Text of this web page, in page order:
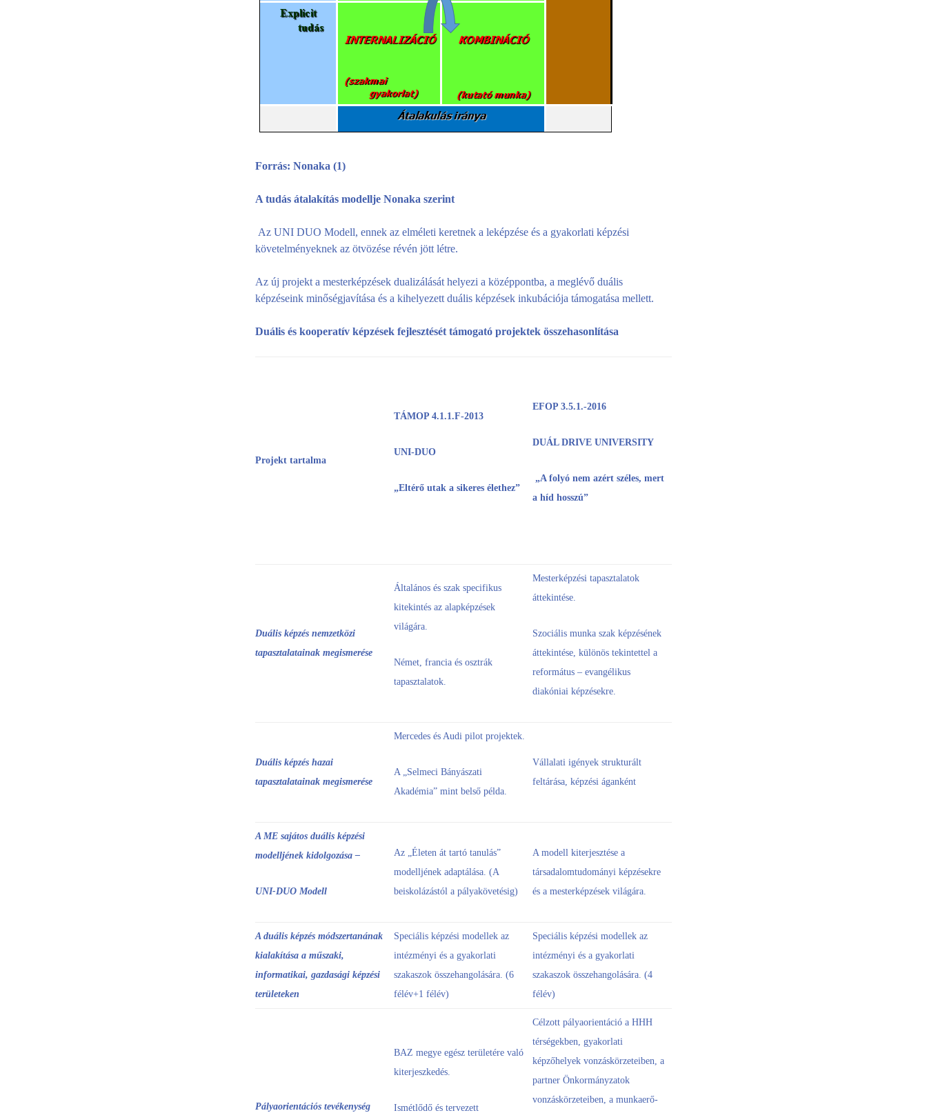
Forrás: Nonaka (1)
A tudás átalakítás modellje Nonaka szerint
Az UNI DUO Modell, ennek az elméleti keretnek a leképzése és a gyakorlati képzési
követelményeknek az ötvözése révén jött létre.
Az új projekt a mesterképzések dualizálását helyezi a középpontba, a meglévő duális
képzéseink minőségjavítása és a kihelyezett duális képzések inkubációja támogatása mellett.
Duális és kooperatív képzések fejlesztését támogató projektek összehasonlítása
Projekt tartalma
TÁMOP 4.1.1.F-2013
UNI-DUO
„Eltérő utak a sikeres élethez”
EFOP 3.5.1.-2016
DUÁL DRIVE UNIVERSITY
„A folyó nem azért széles, mert
a híd hosszú”
Duális képzés nemzetközi
tapasztalatainak megismerése
Általános és szak specifikus
kitekintés az alapképzések
világára.
Német, francia és osztrák
tapasztalatok.
Mesterképzési tapasztalatok
áttekintése.
Szociális munka szak képzésének
áttekintése, különös tekintettel a
református – evangélikus
diakóniai képzésekre.
Duális képzés hazai
tapasztalatainak megismerése
Mercedes és Audi pilot projektek.
A „Selmeci Bányászati
Akadémia” mint belső példa.
Vállalati igények strukturált
feltárása, képzési áganként
A ME sajátos duális képzési
modelljének kidolgozása –
UNI-DUO Modell
Az „Életen át tartó tanulás”
modelljének adaptálása. (A
beiskolázástól a pályakövetésig)
A modell kiterjesztése a
társadalomtudományi képzésekre
és a mesterképzések világára.
A duális képzés módszertanának
kialakítása a műszaki,
informatikai, gazdasági képzési
területeken
Speciális képzési modellek az
intézményi és a gyakorlati
szakaszok összehangolására. (6
félév+1 félév)
Speciális képzési modellek az
intézményi és a gyakorlati
szakaszok összehangolására. (4
félév)
Pályaorientációs tevékenység
BAZ megye egész területére való
kiterjeszkedés.
Ismétlődő és tervezett
Célzott pályaorientáció a HHH
térségekben, gyakorlati
képzőhelyek vonzáskörzeteiben, a
partner Önkormányzatok
vonzáskörzeteiben, a munkaerő-